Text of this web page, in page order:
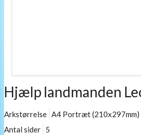
Hjælp landmanden
Arkstørrelse A4 Portræt (210x297mm)
Antal sider 5